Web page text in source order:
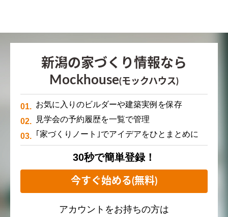
新潟の家づくり情報なら
Mockhouse(モックハウス)
お気に入りのビルダーや建築実例を保存
見学会の予約履歴を一覧で管理
｢家づくりノート｣でアイデアをひとまとめに
30秒で簡単登録！
今すぐ始める(無料)
アカウントをお持ちの方は